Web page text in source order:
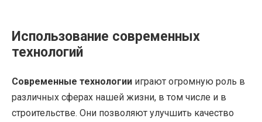
Использование современных
технологий
Современные технологии играют огромную роль в
различных сферах нашей жизни, в том числе и в
строительстве. Они позволяют улучшить качество